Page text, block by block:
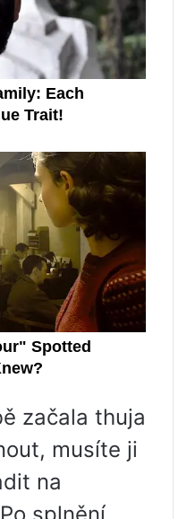
začala thuja
musíte ji
na